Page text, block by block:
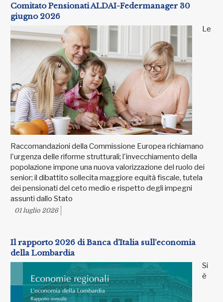
Comitato Pensionati ALDAI-Federmanager 30
giugno 2026
Le
Raccomandazioni della Commissione Europea richiamano
l'urgenza delle riforme strutturali; l'invecchiamento della
popolazione impone una nuova valorizzazione del ruolo dei
senior; il dibattito sollecita maggiore equità fiscale, tutela
dei pensionati del ceto medio e rispetto degli impegni
assunti dallo Stato
01 luglio 2026
Il rapporto 2026 di Banca d’Italia sull’economia
della Lombardia
Si
è